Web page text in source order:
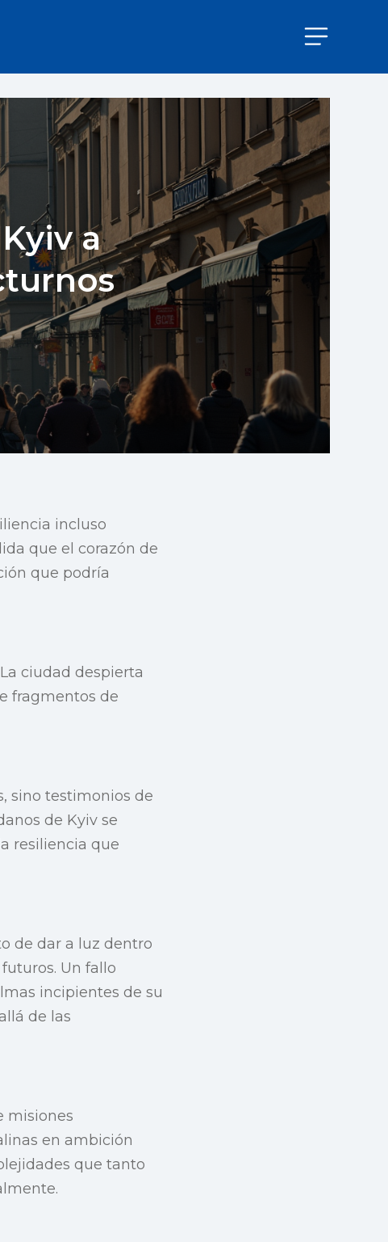
a
incluso
que el corazón de
que podría
ciudad despierta
fragmentos de
sino testimonios de
de Kyiv se
resiliencia que
de dar a luz dentro
Un fallo
incipientes de su
de las
misiones
en ambición
que tanto